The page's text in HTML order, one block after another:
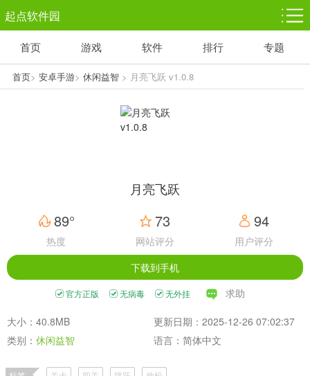
起点软件园
塔防游戏
1千+款游戏
休闲益智
1万+款游戏
体育竞技
5百+款游戏
赛车竞速
3百+款游戏
首页 游戏 软件 排行 专题
首页> 安卓手游> 休闲益智> 月亮飞跃 v1.0.8
月亮飞跃
89°
热度
73
网站评分
94
用户评分
下载到手机
官方正版 无病毒 无外挂 求助
大小：40.8MB
更新日期：2025-12-26 07:02:37
类别： 休闲益智 语言：简体中文